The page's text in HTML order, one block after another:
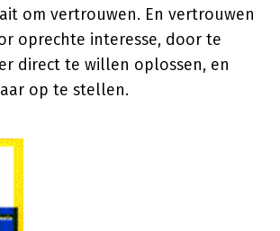
om vertrouwen. En vertrouwen
oprechte interesse, door te
direct te willen oplossen, en
op te stellen.